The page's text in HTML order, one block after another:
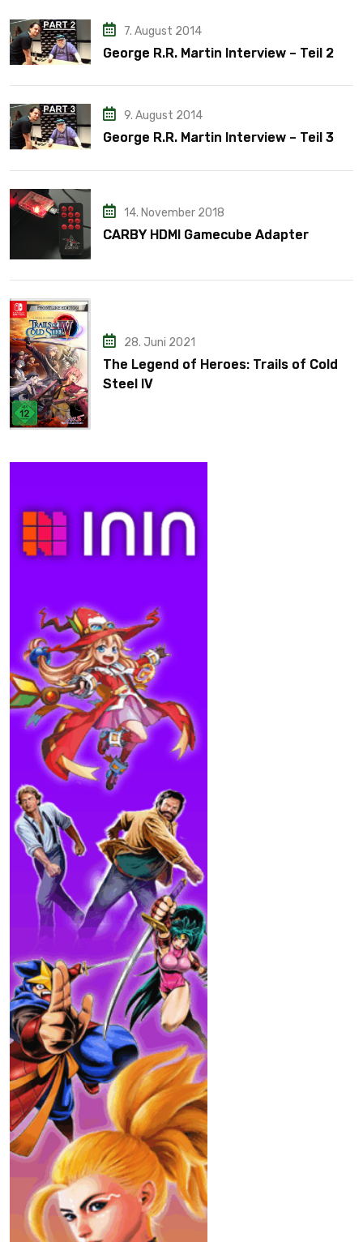
7. August 2014
George R.R. Martin Interview – Teil 2
9. August 2014
George R.R. Martin Interview – Teil 3
14. November 2018
CARBY HDMI Gamecube Adapter
28. Juni 2021
The Legend of Heroes: Trails of Cold
Steel IV